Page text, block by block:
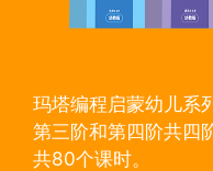
玛塔编程启蒙幼儿系
第三阶和第四阶共四
共80个课时。